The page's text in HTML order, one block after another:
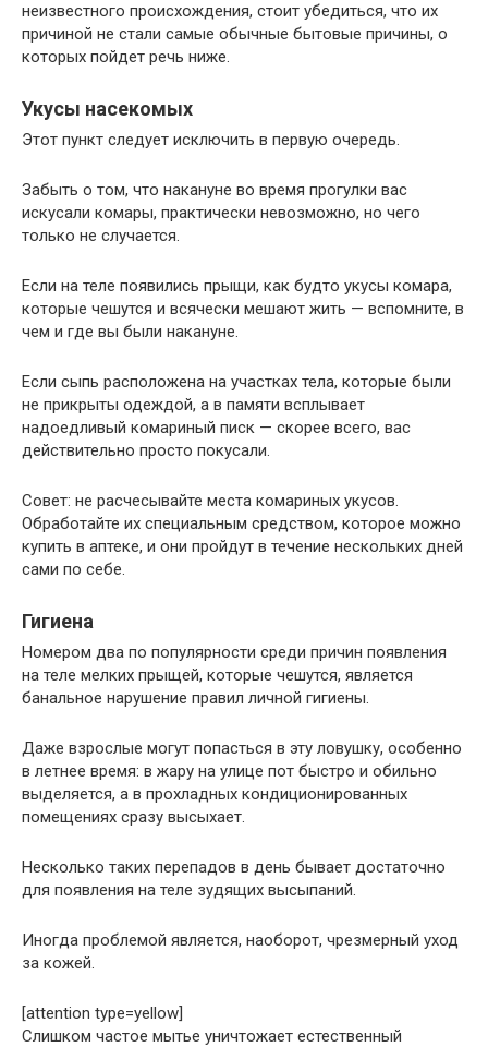
неизвестного происхождения, стоит убедиться, что их
причиной не стали самые обычные бытовые причины, о
которых пойдет речь ниже.
Укусы насекомых
Этот пункт следует исключить в первую очередь.
Забыть о том, что накануне во время прогулки вас
искусали комары, практически невозможно, но чего
только не случается.
Если на теле появились прыщи, как будто укусы комара,
которые чешутся и всячески мешают жить — вспомните, в
чем и где вы были накануне.
Если сыпь расположена на участках тела, которые были
не прикрыты одеждой, а в памяти всплывает
надоедливый комариный писк — скорее всего, вас
действительно просто покусали.
Совет: не расчесывайте места комариных укусов.
Обработайте их специальным средством, которое можно
купить в аптеке, и они пройдут в течение нескольких дней
сами по себе.
Гигиена
Номером два по популярности среди причин появления
на теле мелких прыщей, которые чешутся, является
банальное нарушение правил личной гигиены.
Даже взрослые могут попасться в эту ловушку, особенно
в летнее время: в жару на улице пот быстро и обильно
выделяется, а в прохладных кондиционированных
помещениях сразу высыхает.
Несколько таких перепадов в день бывает достаточно
для появления на теле зудящих высыпаний.
Иногда проблемой является, наоборот, чрезмерный уход
за кожей.
[attention type=yellow]
Слишком частое мытье уничтожает естественный